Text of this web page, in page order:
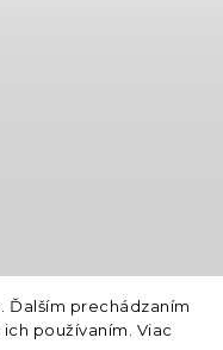
Ďalším prechádzaním
používaním. Viac